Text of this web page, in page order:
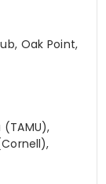
Oak Point,
(TAMU),